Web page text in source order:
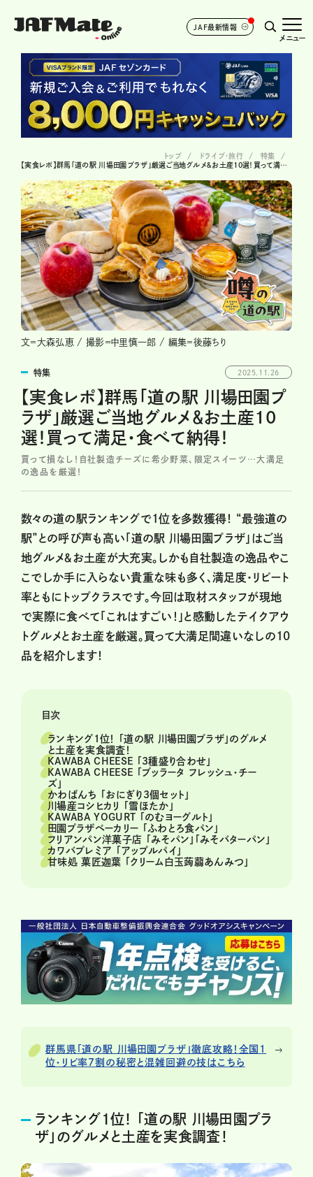
JAF最新情報
メニュー
トップ ドライブ･旅行
特集
【実食レポ】群馬「道の駅 川場田園プラザ」厳選ご当地グルメ＆お土産10選！買って満足・食べて納得！
文＝大森弘恵 / 撮影＝中里慎一郎 / 編集＝後藤ちり
特集 2025.11.26
【実食レポ】群馬「道の駅 川場田園プ
ラザ」厳選ご当地グルメ＆お土産10
選！買って満足・食べて納得！
買って損なし！自社製造チーズに希少野菜、限定スイーツ…大満足
の逸品を厳選！
数々の道の駅ランキングで1位を多数獲得！ “最強道の
駅”との呼び声も高い「道の駅 川場田園プラザ」はご当
地グルメ＆お土産が大充実。しかも自社製造の逸品やこ
こでしか手に入らない貴重な味も多く、満足度・リピート
率ともにトップクラスです。今回は取材スタッフが現地
で実際に食べて「これはすごい！」と感動したテイクアウ
トグルメとお土産を厳選。買って大満足間違いなしの10
品を紹介します！
目次
ランキング1位！ 「道の駅 川場田園プラザ」のグルメ
と土産を実食調査！
KAWABA CHEESE 「3種盛り合わせ」
KAWABA CHEESE 「ブッラータ フレッシュ・チー
ズ」
かわばんち 「おにぎり3個セット」
川場産コシヒカリ 「雪ほたか」
KAWABA YOGURT 「のむヨーグルト」
田園プラザベーカリー 「ふわとろ食パン」
フリアンパン洋菓子店 「みそパン」「みそバターパン」
カワバプレミア 「アップルパイ」
甘味処 菓匠迦葉 「クリーム白玉蒟蒻あんみつ」
群馬県「道の駅 川場田園プラザ」徹底攻略！全国1
位・リピ率7割の秘密と混雑回避の技はこちら
ランキング1位！ 「道の駅 川場田園プラ
ザ」のグルメと土産を実食調査！